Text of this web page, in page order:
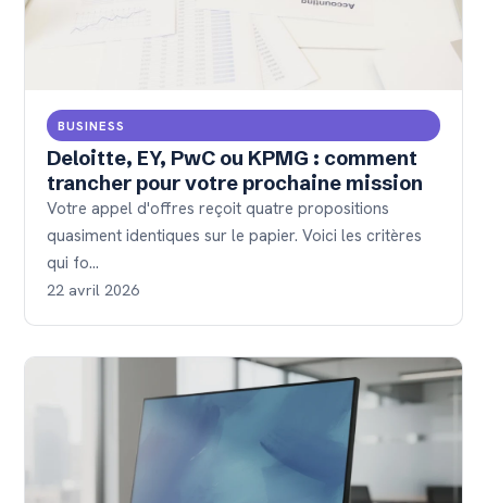
BUSINESS
Deloitte, EY, PwC ou KPMG : comment
trancher pour votre prochaine mission
Votre appel d'offres reçoit quatre propositions
quasiment identiques sur le papier. Voici les critères
qui fo…
22 avril 2026